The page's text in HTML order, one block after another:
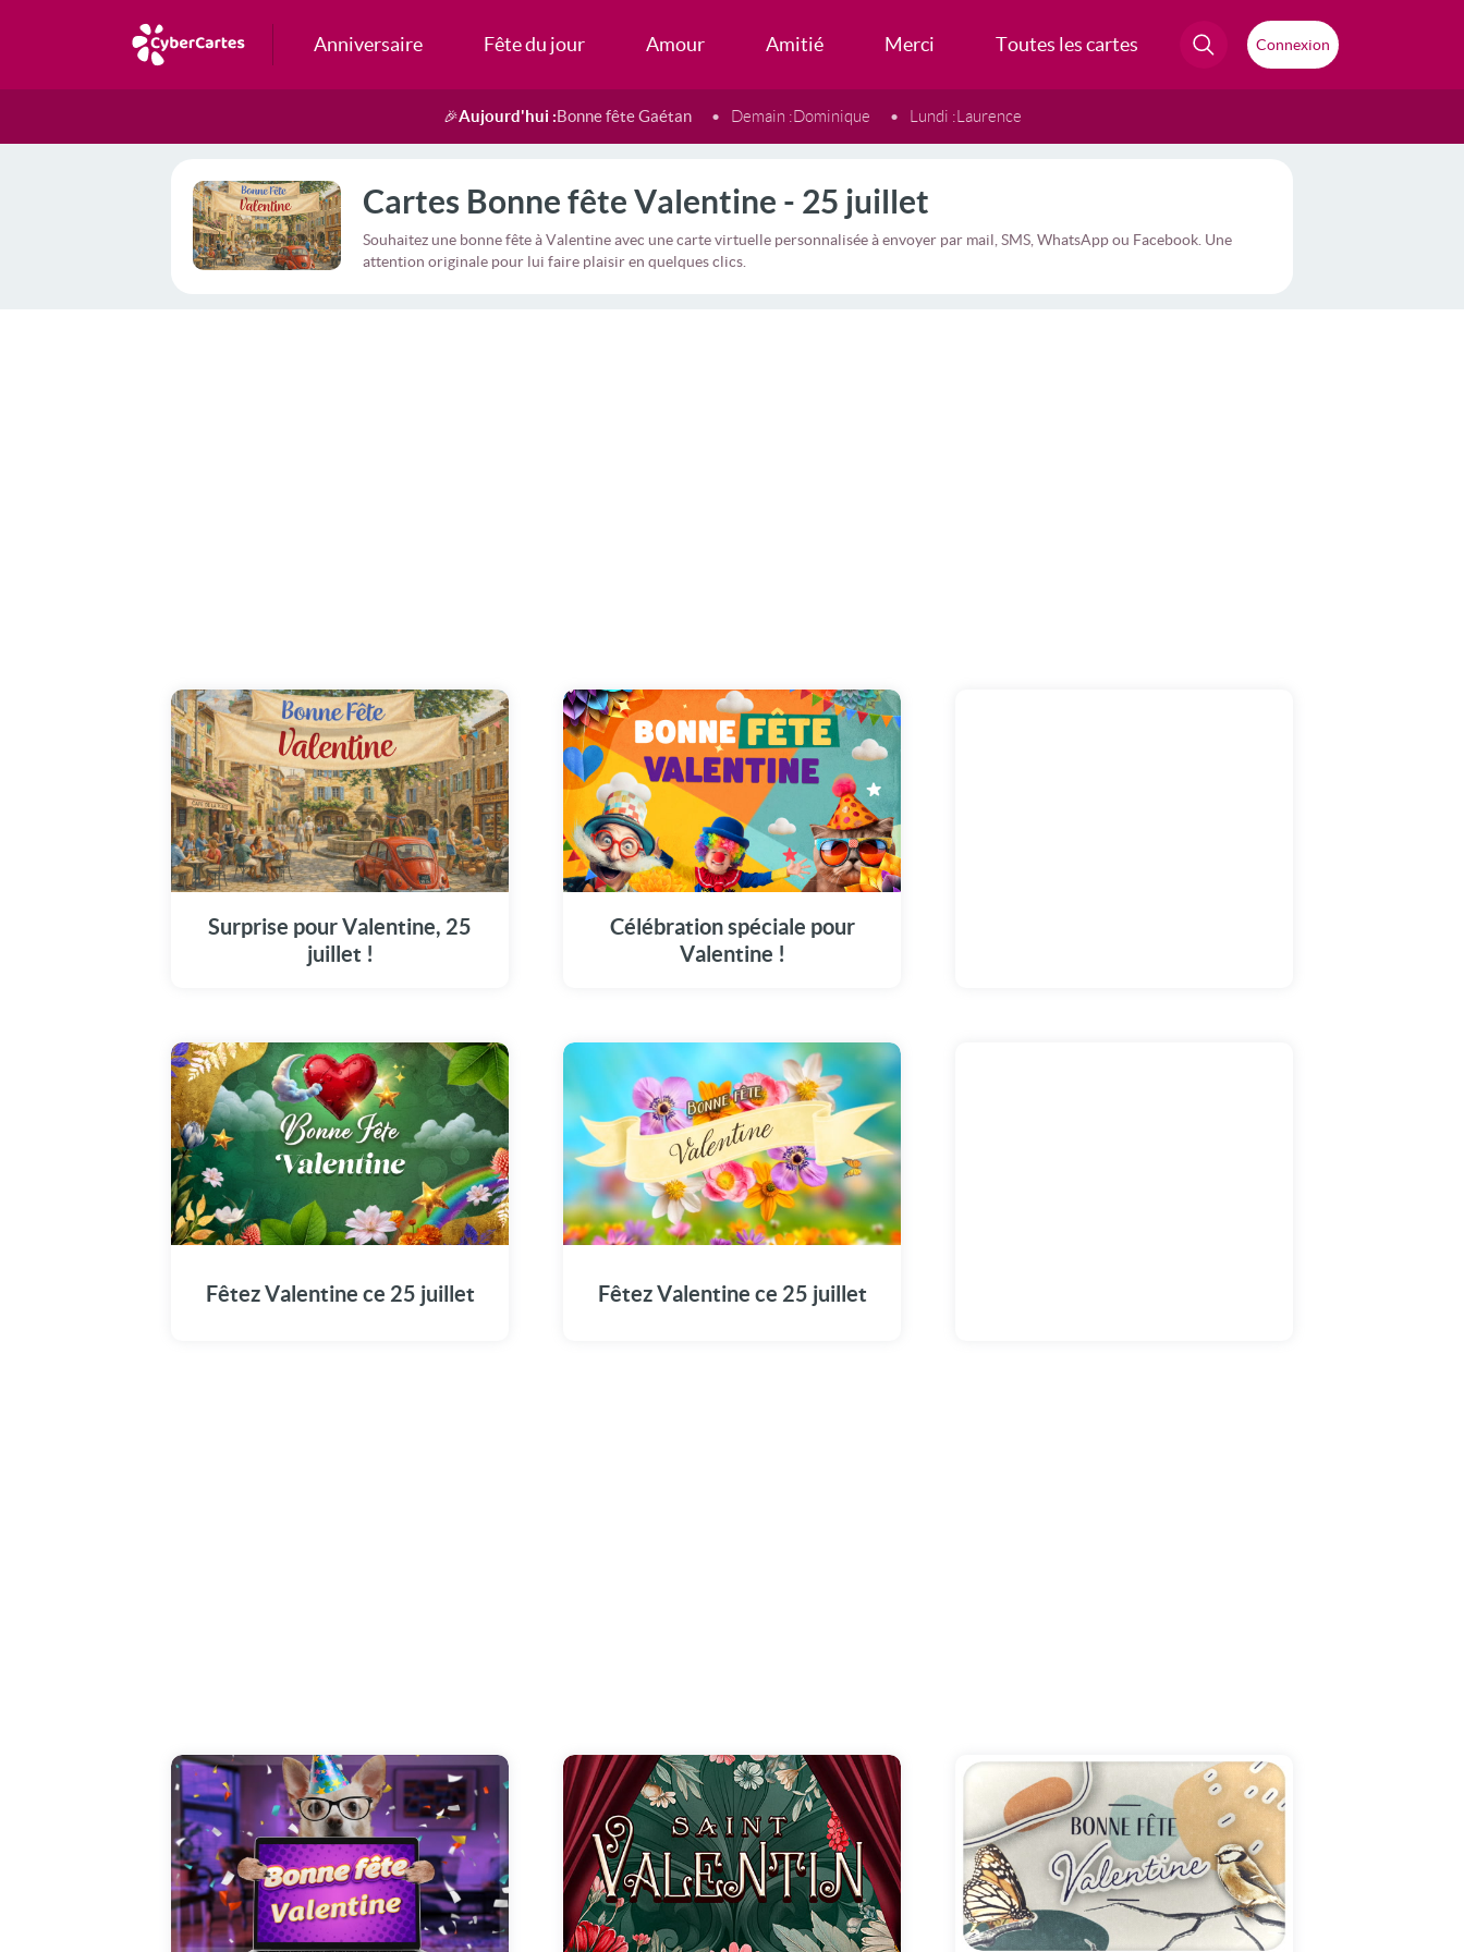
Anniversaire Fête du jour Amour Amitié Merci Toutes les cartes Connexion
🎉Aujourd'hui :Bonne fête Gaétan Demain :Dominique Lundi :Laurence
Cartes Bonne fête Valentine - 25 juillet
Souhaitez une bonne fête à Valentine avec une carte virtuelle personnalisée à envoyer par mail, SMS, WhatsApp ou Facebook. Une
attention originale pour lui faire plaisir en quelques clics.
Surprise pour Valentine, 25
juillet !
Illuminez la journée de Valentine avec notre
Célébration spéciale pour
Valentine !
Illuminez la journée de Valentine avec notre
Fêtez Valentine ce 25 juillet
Offrez à Valentine cette vidéo émotion pour
Fêtez Valentine ce 25 juillet
Offrez à Valentine cette vidéo émotion pour